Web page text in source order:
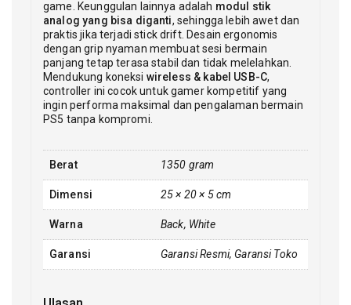
game. Keunggulan lainnya adalah modul stik
analog yang bisa diganti, sehingga lebih awet dan
praktis jika terjadi stick drift. Desain ergonomis
dengan grip nyaman membuat sesi bermain
panjang tetap terasa stabil dan tidak melelahkan.
Mendukung koneksi wireless & kabel USB-C,
controller ini cocok untuk gamer kompetitif yang
ingin performa maksimal dan pengalaman bermain
PS5 tanpa kompromi.
Berat 1350 gram
Dimensi 25 × 20 × 5 cm
Warna Back, White
Garansi Garansi Resmi, Garansi Toko